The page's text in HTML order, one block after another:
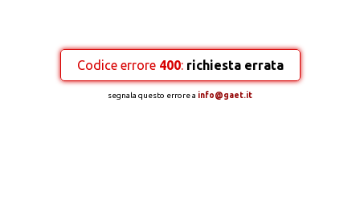
Codice errore 400: richiesta errata
segnala questo errore a info@gaet.it